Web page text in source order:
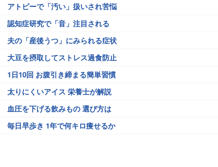
アトピーで「汚い」扱いされ苦悩
認知症研究で「音」注目される
夫の「産後うつ」にみられる症状
大豆を摂取してストレス過食防止
1日10回 お腹引き締まる簡単習慣
太りにくいアイス 栄養士が解説
血圧を下げる飲みもの 選び方は
毎日早歩き 1年で何キロ痩せるか